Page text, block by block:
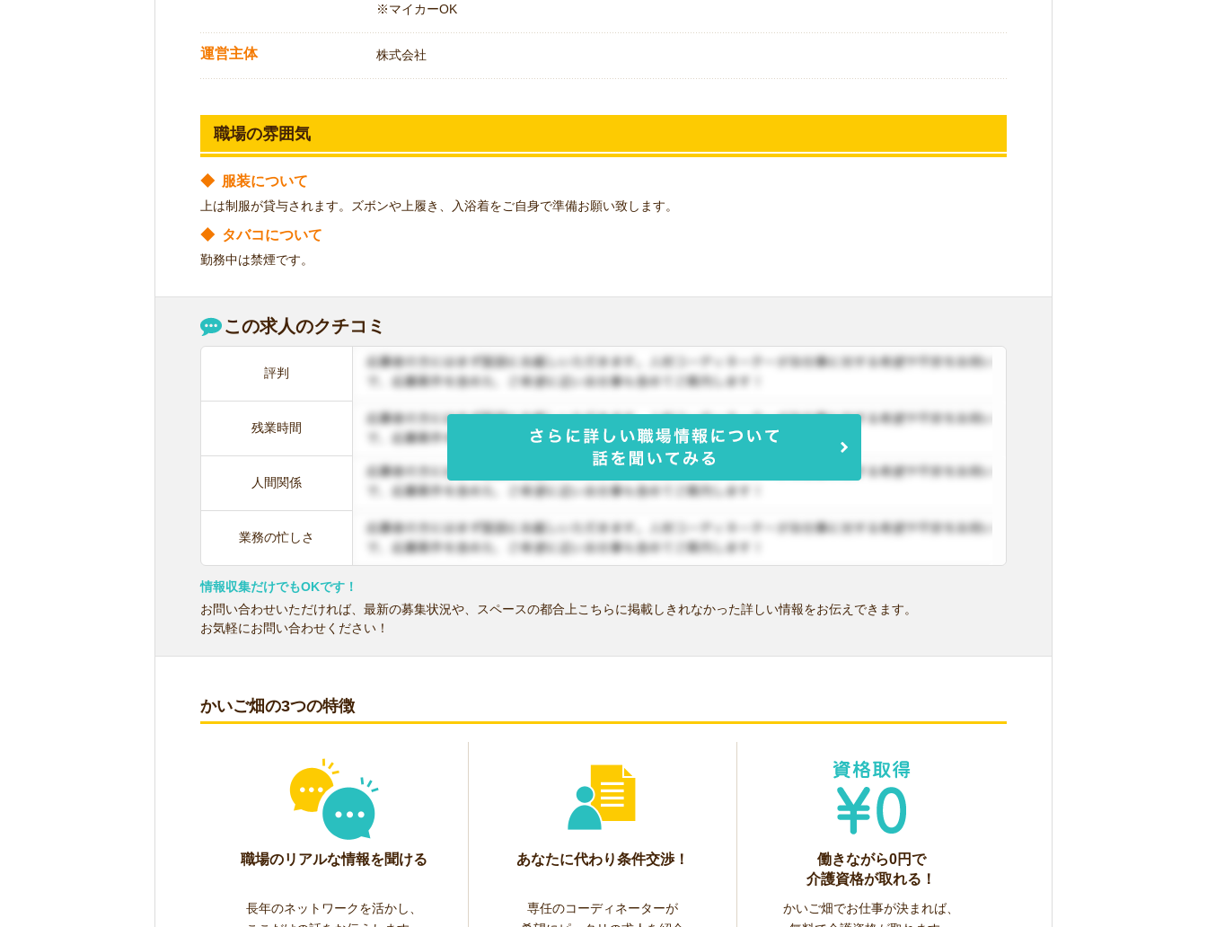
※マイカーOK
運営主体 株式会社
職場の雰囲気
◆ 服装について
上は制服が貸与されます。ズボンや上履き、入浴着をご自身で準備お願い致します。
◆ タバコについて
勤務中は禁煙です。
この求人のクチコミ
評判
残業時間
人間関係
業務の忙しさ
情報収集だけでもOKです！
お問い合わせいただければ、最新の募集状況や、スペースの都合上こちらに掲載しきれなかった詳しい情報をお伝えできます。
お気軽にお問い合わせください！
かいご畑の3つの特徴
職場のリアルな情報を聞ける
長年のネットワークを活かし、
あなたに代わり条件交渉！
専任のコーディネーターが
働きながら0円で
介護資格が取れる！
かいご畑でお仕事が決まれば、